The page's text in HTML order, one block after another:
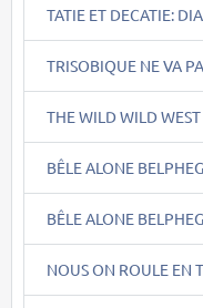
TATIE ET DECATIE:
TRISOBIQUE NE VA
THE WILD WILD
BÊLE ALONE
BÊLE ALONE
NOUS ON ROULE EN